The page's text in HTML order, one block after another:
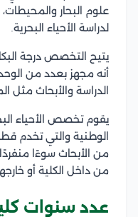
علوم البحار والمحيطات،
لدراسة الأحياء البحرية.
يتيح التخصص درجة
أنه مجهز بعدد من
الدراسة والأبحاث مثل
يقوم تخصص الأحياء
الوطنية والتي تخدم
من الأبحاث سوءًا
من داخل الكلية أو
عدد سنوات